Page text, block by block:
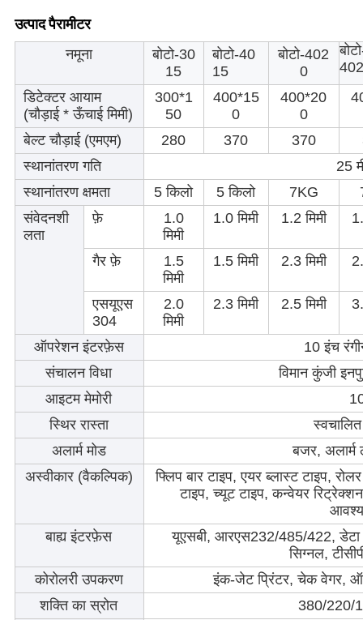
उत्पाद पैरामीटर
नमूना
बोटो-30
15
बोटो-40
15
बोटो-402
0
डिटेक्टर आयाम
(चौड़ाई * ऊँचाई मिमी)
300*1
50
400*15
0
400*20
0
बेल्ट चौड़ाई (एमएम) 280 370 370
स्थानांतरण गति
25
स्थानांतरण क्षमता
5 किलो 5 किलो 7KG
संवेदनशी
लता
फ़े
1.0
मिमी
1.0 मिमी 1.2 मिमी
गैर फ़े
1.5
मिमी
1.5 मिमी 2.3 मिमी
एसयूएस
304
2.0
मिमी
2.3 मिमी 2.5 मिमी
ऑपरेशन इंटरफ़ेस
10 इंच
संचालन विधा
विमान कुंजी
आइटम मेमोरी
स्थिर रास्ता
अलार्म मोड
बजर, अलार्म
अस्वीकार (वैकल्पिक)
फ्लिप बार टाइप, एयर ब्लास्ट टाइप,
टाइप, च्यूट टाइप, कन्वेयर
बाह्य इंटरफ़ेस
यूएसबी, आरएस232/485/422, डेटा
सिग्नल,
कोरोलरी उपकरण
इंक-जेट प्रिंटर, चेक वेगर,
शक्ति का स्रोत
380/220/